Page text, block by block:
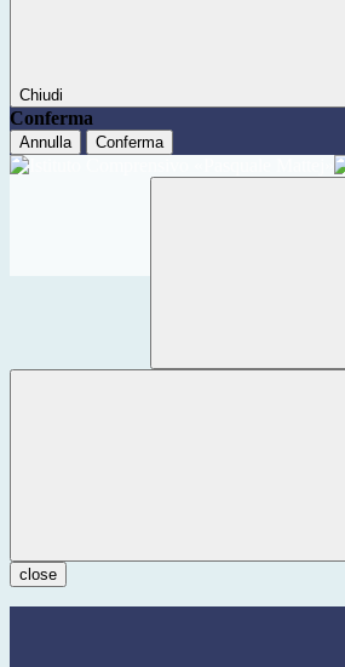
Chiudi
Conferma
Annulla Conferma
close